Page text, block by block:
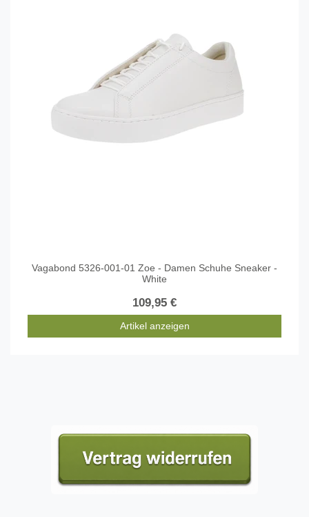
Vagabond 5326-001-01 Zoe - Damen Schuhe Sneaker -
White
109,95 €
Artikel anzeigen